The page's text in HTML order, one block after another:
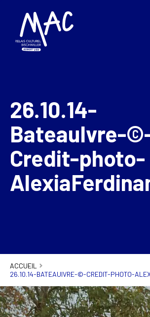
26.10.14-
BateauIvre-
Credit-photo-
ACCUEIL
26.10.14-BATEAUIVRE-©-CREDIT-PHOTO-